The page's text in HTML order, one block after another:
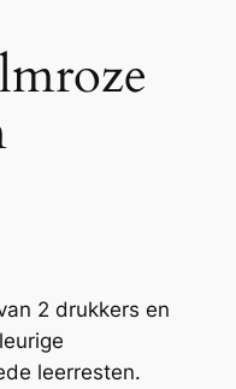
2 drukkers en
leerresten.